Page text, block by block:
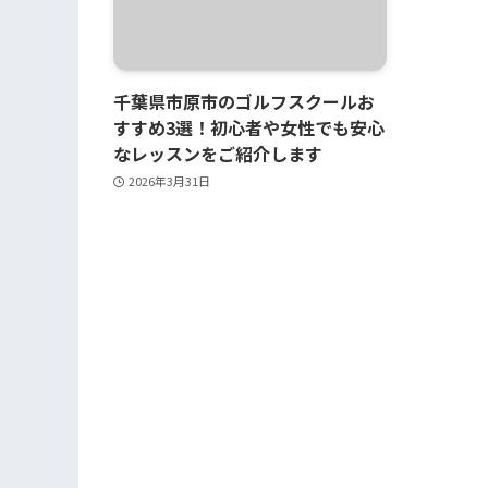
千葉県市原市のゴルフスクールお
すすめ3選！初心者や女性でも安心
なレッスンをご紹介します
2026年3月31日